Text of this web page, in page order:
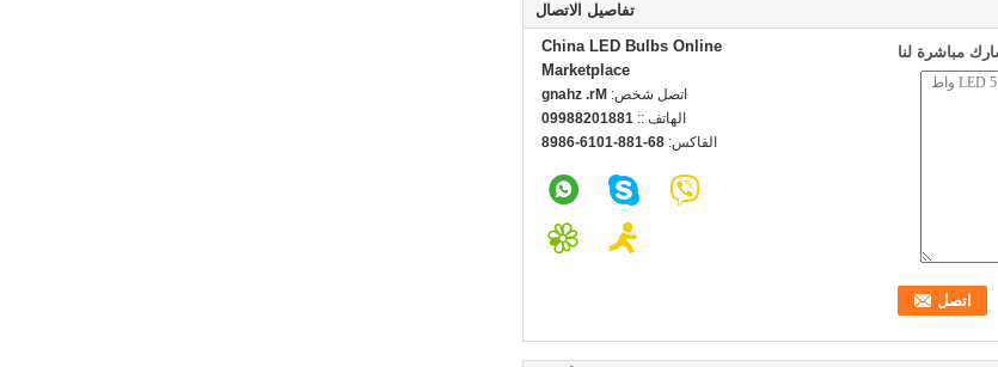
تفاصيل الاتصال
China LED Bulbs Online
Marketplace
اتصل شخص: Mr. zhang
الهاتف :: 18810288990
الفاكس: 86-188-1016-6898
مباشرة لنا